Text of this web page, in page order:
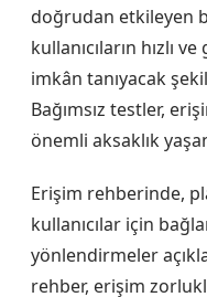
doğrudan etkileyen
kullanıcıların hızlı
imkân tanıyacak
Bağımsız testler,
önemli aksaklık
Erişim rehberinde,
kullanıcılar için
yönlendirmeler
rehber, erişim